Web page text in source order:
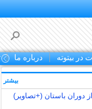
در بیتوته درباره ما
دوران باستان (+تصاویر)
بیشتر